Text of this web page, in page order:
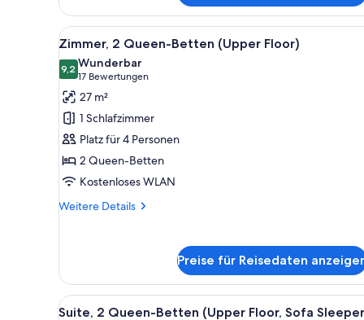
2 Queen-
Betten
(Sofa
Sleeper,
2
Rooms)
Alle
Fotos
für
Zimmer,
2 Queen-
Betten
(Upper
Floor)
anzeigen
Ein Hotelzimmer mit zwei
7
Zimmer, 2 Queen-Betten (Upper Floor)
9,29,2 von 10
Wunderbar
17 Bewertungen
(17
Bewertungen)
27 m²
1 Schlafzimmer
Platz für 4 Personen
2 Queen-Betten
Kostenloses WLAN
Weitere Details
Weitere
Betten
(Upper
Floor)
Preise für Reisedaten
Alle
Ein Hotelzimmer mit zwei
9
Suite, 2 Queen-Betten (Upper Floor, Sofa